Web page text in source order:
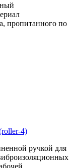
пропитанного по
4)
ручкой для